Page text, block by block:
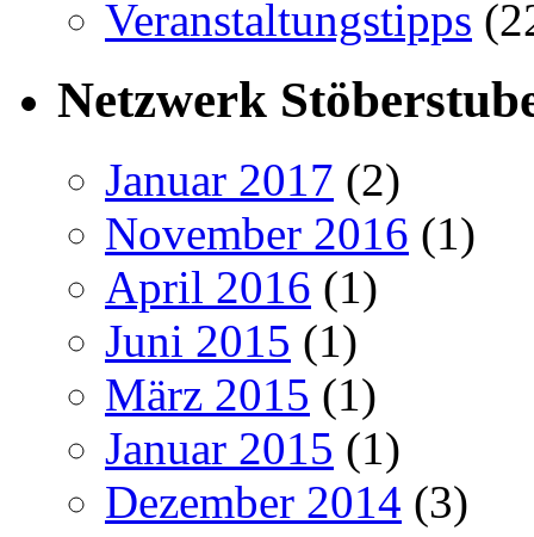
Veranstaltungstipps
Netzwerk
Januar 2017 (2)
November 2016 (1)
April 2016 (1)
Juni 2015 (1)
März 2015 (1)
Januar 2015 (1)
Dezember 2014 (3)